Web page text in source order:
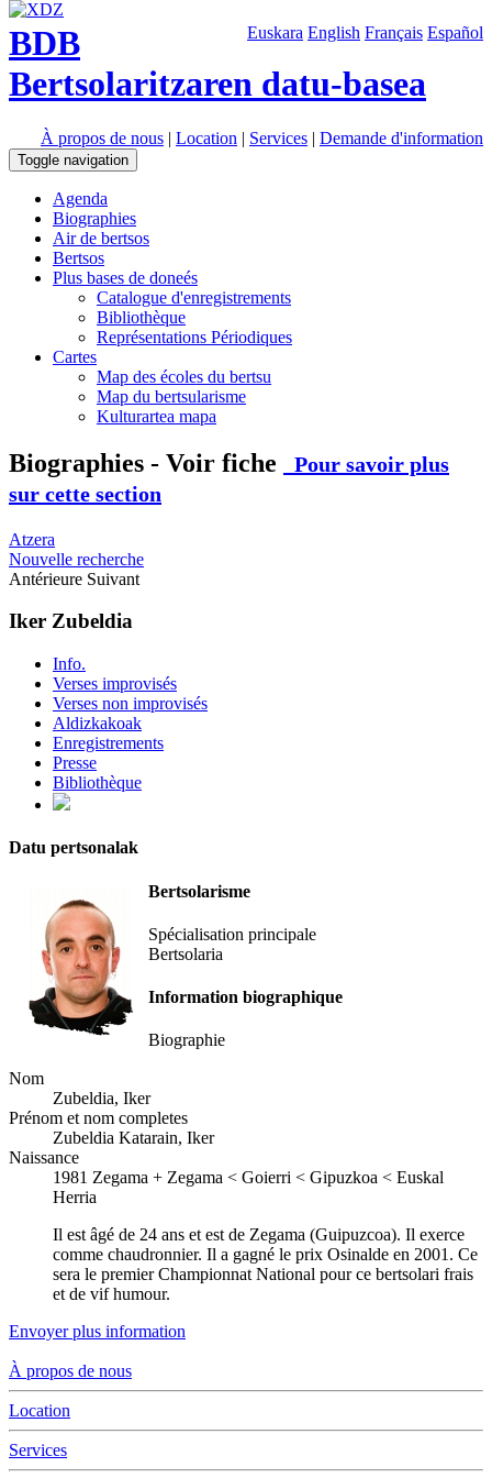
Euskara English Français Español
BDB
Bertsolaritzaren datu-basea
À propos de nous | Location | Services | Demande d'information
Toggle navigation
Agenda
Biographies
Air de bertsos
Bertsos
Plus bases de doneés
Catalogue d'enregistrements
Bibliothèque
Représentations Périodiques
Cartes
Map des écoles du bertsu
Map du bertsularisme
Kulturartea mapa
Biographies - Voir fiche
Pour savoir plus
sur cette section
Atzera
Nouvelle recherche
Antérieure Suivant
Iker Zubeldia
Info.
Verses improvisés
Verses non improvisés
Aldizkakoak
Enregistrements
Presse
Bibliothèque
Datu pertsonalak
Nom
Zubeldia, Iker
Prénom et nom completes
Zubeldia Katarain, Iker
Naissance
1981 Zegama + Zegama < Goierri < Gipuzkoa < Euskal
Herria
Bertsolarisme
Spécialisation principale
Bertsolaria
Information biographique
Biographie
Il est âgé de 24 ans et est de Zegama (Guipuzcoa). Il exerce
comme chaudronnier. Il a gagné le prix Osinalde en 2001. Ce
sera le premier Championnat National pour ce bertsolari frais
et de vif humour.
Envoyer plus information
À propos de nous
Location
Services